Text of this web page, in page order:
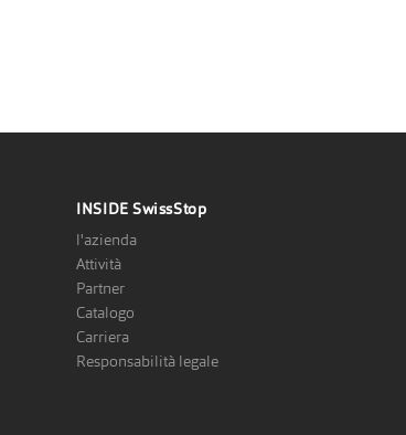
INSIDESwissStop
l'azienda
Attività
Partner
Catalogo
Carriera
Responsabilità legale